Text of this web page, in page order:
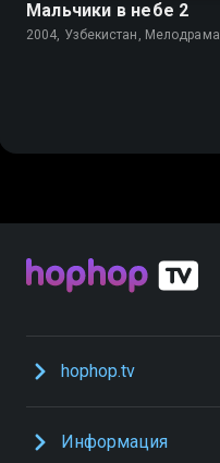
Мальчики в небе 2
2004, Узбекистан, Мелодрама
hophop.tv
Информация